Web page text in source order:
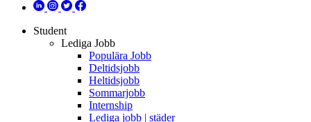
Student
Lediga Jobb
Populära Jobb
Deltidsjobb
Heltidsjobb
Sommarjobb
Internship
Lediga jobb | städer